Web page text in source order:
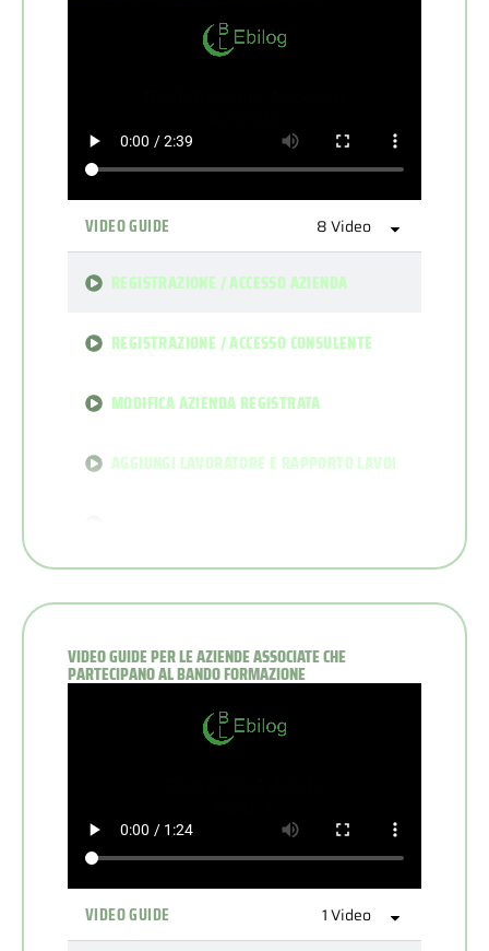
VIDEO GUIDE 8 Video
REGISTRAZIONE / ACCESSO AZIENDA
REGISTRAZIONE / ACCESSO CONSULENTE
MODIFICA AZIENDA REGISTRATA
AGGIUNGI LAVORATORE E RAPPORTO LAVORATIVO
VIDEO GUIDE PER LE AZIENDE ASSOCIATE CHE
PARTECIPANO AL BANDO FORMAZIONE
VIDEO GUIDE 1 Video